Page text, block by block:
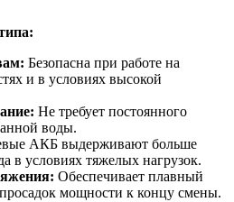
Безопасна при работе на
и в условиях высокой
Не требует постоянного
воды.
АКБ выдерживают больше
в условиях тяжелых нагрузок.
Обеспечивает плавный
просадок мощности к концу смены.